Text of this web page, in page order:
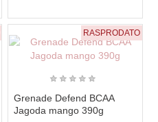
RASPRODATO
★ ★ ★ ★ ★
Grenade Defend BCAA
Jagoda mango 390g